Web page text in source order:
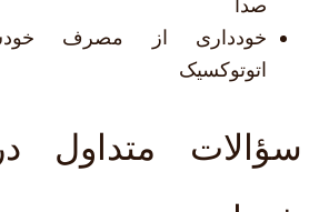
صدا
خودداری از مصرف
اتوتوکسیک
سؤالات متداول